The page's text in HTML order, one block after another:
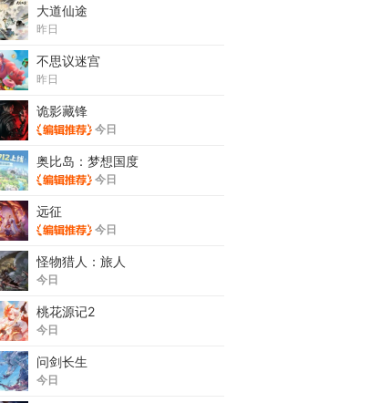
大道仙途
昨日
不思议迷宫
昨日
诡影藏锋
今日
奥比岛：梦想国度
今日
远征
今日
怪物猎人：旅人
今日
桃花源记2
今日
问剑长生
今日